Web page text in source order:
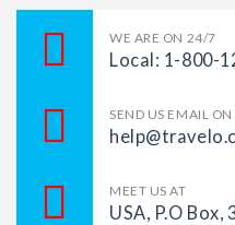
WE ARE ON 24/7
Local: 1-800-
SEND US EMAIL ON
MEET US AT
USA, P.O Box,